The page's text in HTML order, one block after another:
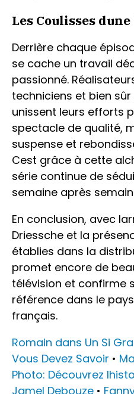
Les Coulisses
Derrière chaque
se cache un travail
passionné.
techniciens et bien
unissent leurs efforts
spectacle de qualité,
suspense et
Cest grâce à cette
série continue de
semaine après
En conclusion, avec
Driessche et la
établies dans la
promet encore de
télévision et confirme
référence dans le
français.
Romain dans Un Si
Vous Devez Savoir •
Photo: Découvrez
Jamel Debouze •